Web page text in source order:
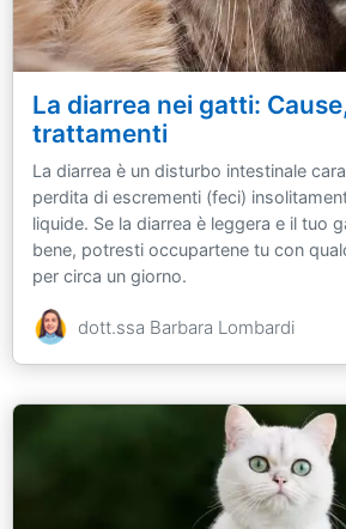
La diarrea nei gatti:
trattamenti
La diarrea è un disturbo intestinale
perdita di escrementi (feci)
liquide. Se la diarrea è leggera e il tuo
bene, potresti occupartene tu con
per circa un giorno.
dott.ssa Barbara Lombardi